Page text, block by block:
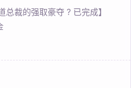
裁的强取豪夺 ? 已完成】